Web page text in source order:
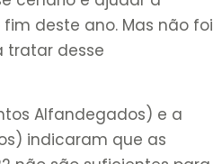
deste ano. Mas não foi
tratar desse
Alfandegados) e a
indicaram que as